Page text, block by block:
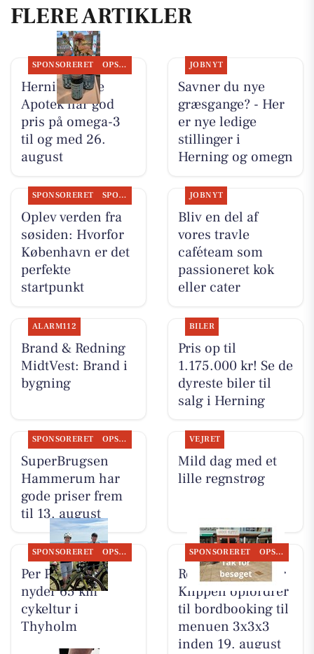
FLERE ARTIKLER
SPONSORERET OPSLAGSTAVLEN
Herning Løve
Apotek har god
pris på omega-3
til og med 26.
august
JOBNYT
Savner du nye
græsgange? - Her
er nye ledige
stillinger i
Herning og omegn
SPONSORERET SPONSORERET INDHOLD
Oplev verden fra
søsiden: Hvorfor
København er det
perfekte
startpunkt
JOBNYT
Bliv en del af
vores travle
caféteam som
passioneret kok
eller cater
ALARM112
Brand & Redning
MidtVest: Brand i
bygning
BILER
Pris op til
1.175.000 kr! Se de
dyreste biler til
salg i Herning
SPONSORERET OPSLAGSTAVLEN
SuperBrugsen
Hammerum har
gode priser frem
til 13. august
VEJRET
Mild dag med et
lille regnstrøg
SPONSORERET OPSLAGSTAVLEN
Per P. Cykler
nyder 65 km
cykeltur i
Thyholm
SPONSORERET OPSLAGSTAVLEN
Restaurant Under
Klippen opfordrer
til bordbooking til
menuen 3x3x3
inden 19. august